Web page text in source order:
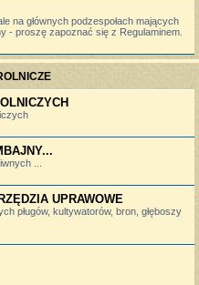
na głównych podzespołach mających
- proszę zapoznać się z Regulaminem.
...
UPRAWOWE
pługów, kultywatorów, bron, głęboszy